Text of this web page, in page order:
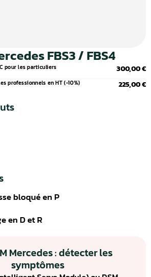
FBS3 / FBS4
pour les particuliers 300,00 €
professionnels en HT (-10%) 225,00 €
bloqué en P
en D et R
Mercedes : détecter les
symptômes